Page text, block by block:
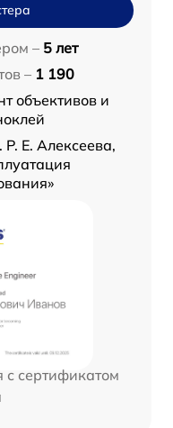
– 5 лет
– 1 190
объективов и
Е. Алексеева,
с сертификатом